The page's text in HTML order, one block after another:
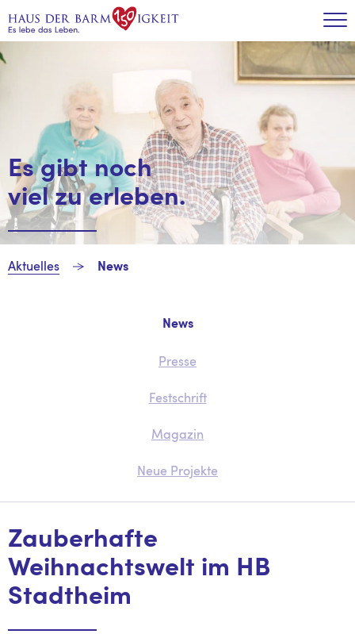
Es gibt noch
viel zu erleben.
Aktuelles News
News
Presse
Festschrift
Magazin
Neue Projekte
Zauberhafte
Weihnachtswelt im HB
Stadtheim